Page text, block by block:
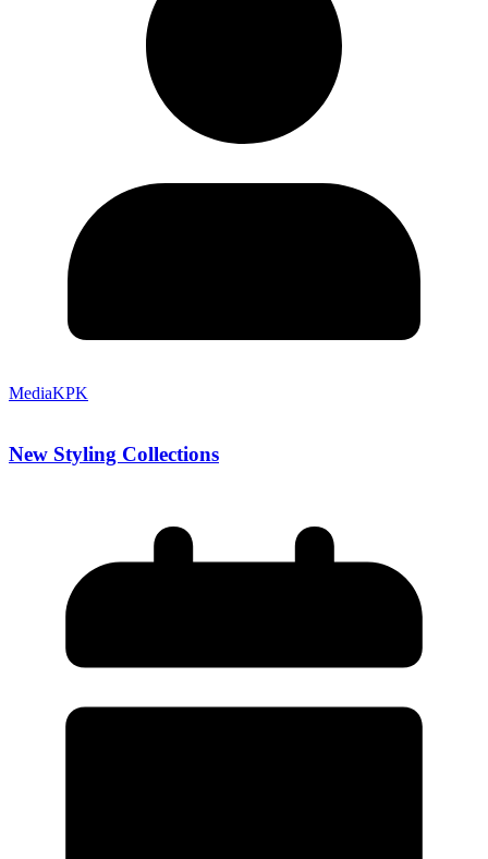
MediaKPK
New Styling Collections